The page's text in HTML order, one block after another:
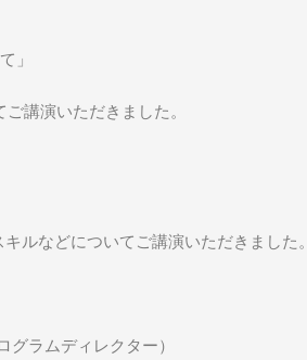
」
講演いただきました。
ルなどについてご講演いただきました。
ラムディレクター）